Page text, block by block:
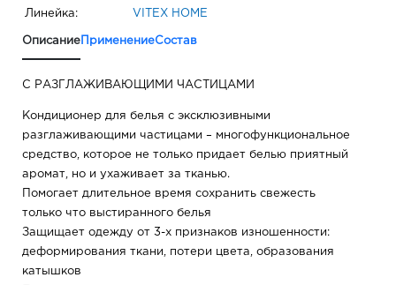
Линейка: VITEX HOME
Описание ПрименениеСостав
С РАЗГЛАЖИВАЮЩИМИ ЧАСТИЦАМИ
Кондиционер для белья с эксклюзивными
разглаживающими частицами – многофункциональное
средство, которое не только придает белью приятный
аромат, но и ухаживает за тканью.
Помогает длительное время сохранить свежесть
только что выстиранного белья
Защищает одежду от 3-х признаков изношенности:
деформирования ткани, потери цвета, образования
катышков